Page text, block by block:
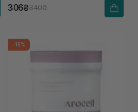
306₴340₴
-15%